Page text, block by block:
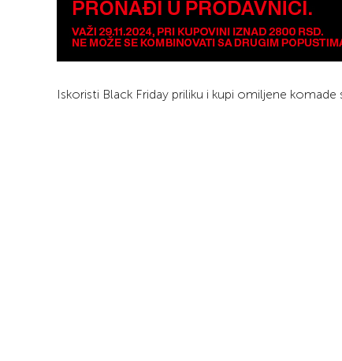
Iskoristi Black Friday priliku i kupi omiljene